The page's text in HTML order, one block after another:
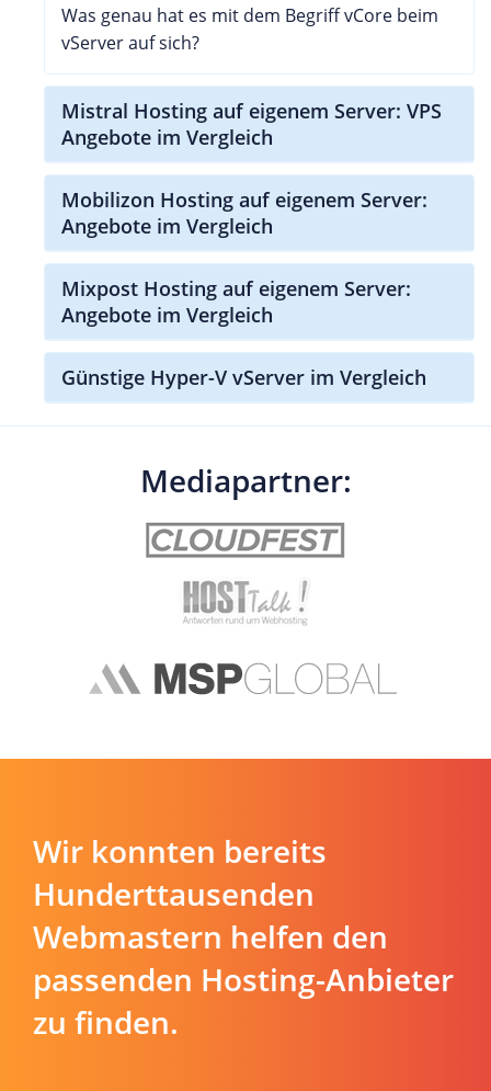
Was genau hat es mit dem Begriff vCore beim
vServer auf sich?
Mistral Hosting auf eigenem Server: VPS
Angebote im Vergleich
Mobilizon Hosting auf eigenem Server:
Angebote im Vergleich
Mixpost Hosting auf eigenem Server:
Angebote im Vergleich
Günstige Hyper-V vServer im Vergleich
Mediapartner:
Wir konnten bereits
Hunderttausenden
Webmastern helfen den
passenden Hosting-Anbieter
zu finden.